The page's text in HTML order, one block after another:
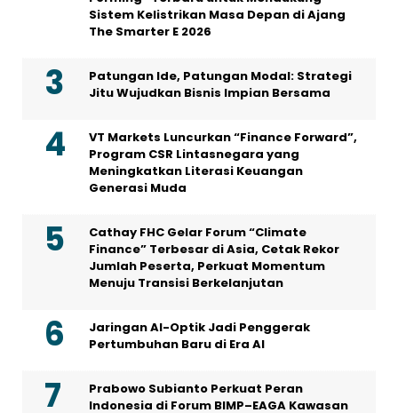
Sistem Kelistrikan Masa Depan di Ajang
The Smarter E 2026
Patungan Ide, Patungan Modal: Strategi
Jitu Wujudkan Bisnis Impian Bersama
VT Markets Luncurkan “Finance Forward”,
Program CSR Lintasnegara yang
Meningkatkan Literasi Keuangan
Generasi Muda
Cathay FHC Gelar Forum “Climate
Finance” Terbesar di Asia, Cetak Rekor
Jumlah Peserta, Perkuat Momentum
Menuju Transisi Berkelanjutan
Jaringan AI-Optik Jadi Penggerak
Pertumbuhan Baru di Era AI
Prabowo Subianto Perkuat Peran
Indonesia di Forum BIMP–EAGA Kawasan